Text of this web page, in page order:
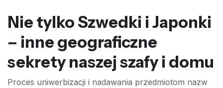
Nie tylko Szwedki i Japonki
– inne geograficzne
sekrety naszej szafy i domu
Proces uniwerbizacji i nadawania przedmiotom nazw